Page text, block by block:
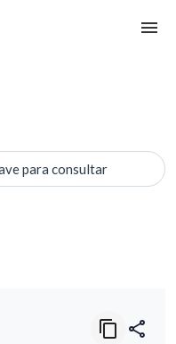
para consultar